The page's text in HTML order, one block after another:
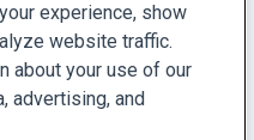
de taille ?
experience, show
website traffic.
about your use of our
advertising, and